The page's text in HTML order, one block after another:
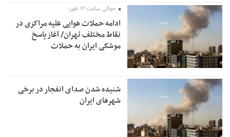
حوالی ساعت ۱۲ ظهر؛
ادامه حملات هوایی علیه مراکزی در
نقاط مختلف تهران/ آغاز پاسخ
موشکی ایران به حملات
شنیده شدن صدای انفجار در برخی
شهرهای ایران